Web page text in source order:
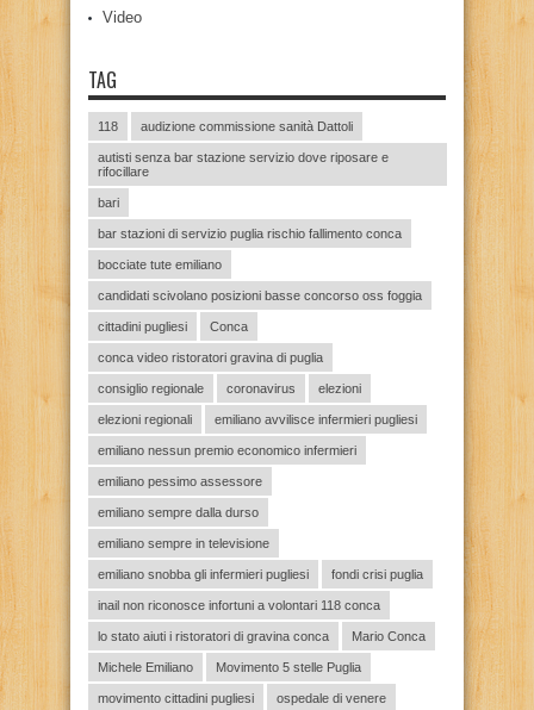
Video
TAG
118 audizione commissione sanità Dattoli
autisti senza bar stazione servizio dove riposare e
rifocillare
bari
bar stazioni di servizio puglia rischio fallimento conca
bocciate tute emiliano
candidati scivolano posizioni basse concorso oss foggia
cittadini pugliesi Conca
conca video ristoratori gravina di puglia
consiglio regionale coronavirus elezioni
elezioni regionali emiliano avvilisce infermieri pugliesi
emiliano nessun premio economico infermieri
emiliano pessimo assessore
emiliano sempre dalla durso
emiliano sempre in televisione
emiliano snobba gli infermieri pugliesi fondi crisi puglia
inail non riconosce infortuni a volontari 118 conca
lo stato aiuti i ristoratori di gravina conca Mario Conca
Michele Emiliano Movimento 5 stelle Puglia
movimento cittadini pugliesi ospedale di venere